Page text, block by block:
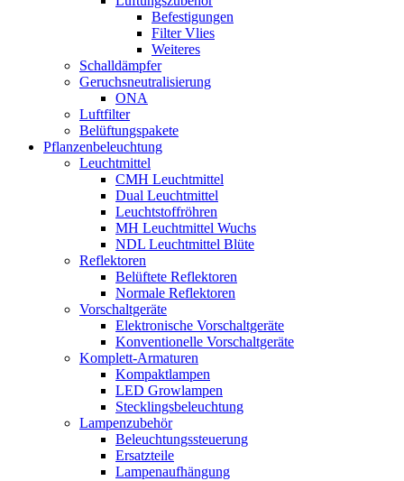
Befestigungen
Filter Vlies
Weiteres
Schalldämpfer
Geruchsneutralisierung
ONA
Luftfilter
Belüftungspakete
Pflanzenbeleuchtung
Leuchtmittel
CMH Leuchtmittel
Dual Leuchtmittel
Leuchtstoffröhren
MH Leuchtmittel Wuchs
NDL Leuchtmittel Blüte
Reflektoren
Belüftete Reflektoren
Normale Reflektoren
Vorschaltgeräte
Elektronische Vorschaltgeräte
Konventionelle Vorschaltgeräte
Komplett-Armaturen
Kompaktlampen
LED Growlampen
Stecklingsbeleuchtung
Lampenzubehör
Beleuchtungssteuerung
Ersatzteile
Lampenaufhängung